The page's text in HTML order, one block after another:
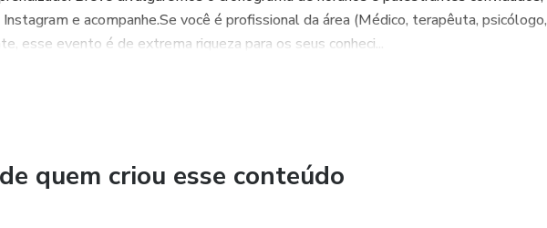
e acompanhe.Se você é profissional da área (Médico, terapêuta, psicólogo,
esse evento é de extrema riqueza para os seus conheci...
quem criou esse conteúdo